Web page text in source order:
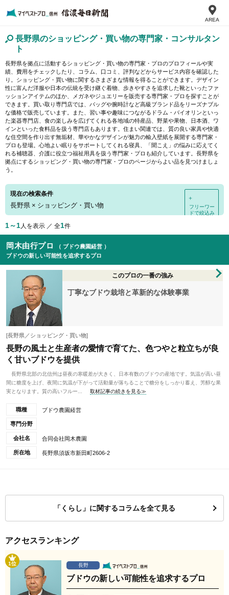
AREA
長野県のショッピング・買い物の専門家・コンサルタン
ト
長野県を拠点に活動するショッピング・買い物の専門家・プロのプロフィールや実
績、費用をチェックしたり、コラム、口コミ、評判などからサービス内容を確認した
り。ショッピング・買い物に関するさまざまな情報を得ることができます。デザイン
性に富んだ洋服や日本の伝統を受け継ぐ着物、歩きやすさを追求した靴といったファ
ッションアイテムのほか、メガネやジュエリーを販売する専門家・プロを探すことが
できます。買い取り専門店では、バッグや腕時計など高級ブランド品をリーズナブル
な価格で販売しています。また、習い事や趣味につながるドラム・バイオリンといっ
た楽器専門店、食の楽しみを広げてくれる各地域の特産品、野菜や果物、日本酒、ワ
インといった食料品を扱う専門店もあります。住まい関連では、質の良い家具や快適
な住空間を作り出す無垢材、華やかなデザインが魅力の輸入壁紙を展開する専門家・
プロも登場。心地よい眠りをサポートしてくれる寝具、「聞こえ」の悩みに応えてく
れる補聴器、介護に役立つ福祉用具を扱う専門家・プロも紹介しています。長野県を
拠点にするショッピング・買い物の専門家・プロのページからよい品を見つけましょ
う。
現在の検索条件
長野県 × ショッピング・買い物
＋
フリーワー
ドで絞込み
1～1人を表示 ／ 全1件
岡木由行プロ
（ ブドウ農園経営 ）
ブドウの新しい可能性を追求するプロ
このプロの一番の強み
丁寧なブドウ栽培と革新的な体験事業
[長野県／ショッピング・買い物]
長野の風土と生産者の愛情で育てた、色つやと粒立ちが良
く甘いブドウを提供
長野県北部の北信州は昼夜の寒暖差が大きく、日本有数のブドウの産地です。気温が高い昼
間に糖度を上げ、夜間に気温が下がって活動量が落ちることで糖分をしっかり蓄え、芳醇な果
実となります。質の高いフルー...
取材記事の続きを見る≫
職種 ブドウ農園経営
専門分野
会社名 合同会社岡木農園
所在地 長野県須坂市新田町2606-2
「くらし」に関するコラムを全て見る
アクセスランキング
1位 長野
ブドウの新しい可能性を追求するプロ